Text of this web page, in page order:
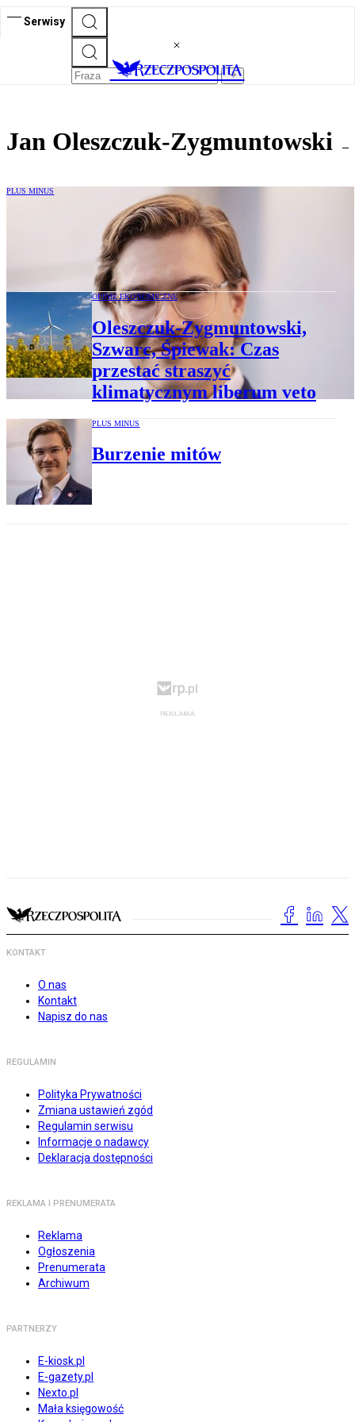
Serwisy
Jan Oleszczuk-Zygmuntowski
PLUS MINUS
Gość „Plusa Minusa” poleca. Jan
Oleszczuk-Zygmuntowski: Gdy jeden
papieros jest całym światem
OPINIE EKONOMICZNE
Oleszczuk-Zygmuntowski,
Szwarc, Śpiewak: Czas
przestać straszyć
klimatycznym liberum veto
PLUS MINUS
Burzenie mitów
KONTAKT
O nas
Kontakt
Napisz do nas
REGULAMIN
Polityka Prywatności
Zmiana ustawień zgód
Regulamin serwisu
Informacje o nadawcy
Deklaracja dostępności
REKLAMA I PRENUMERATA
Reklama
Ogłoszenia
Prenumerata
Archiwum
PARTNERZY
E-kiosk.pl
E-gazety.pl
Nexto.pl
Mała księgowość